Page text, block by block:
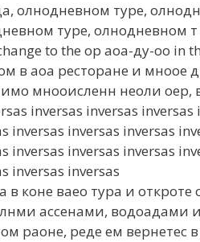
олнодневном туре,
туре, олнодневном т
to the ор аоа-ду-oo in
в аоа ресторане и мноое
мнооисленн неоли оер,
inversas inversas inversas
inversas inversas inversas
inversas inversas inversas
inversas inversas
в коне ваео тура и
ассенами,
раоне, реде ем вернетес